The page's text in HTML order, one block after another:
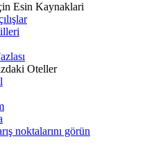
Esin Kaynaklari
Oteller
noktalarını görün